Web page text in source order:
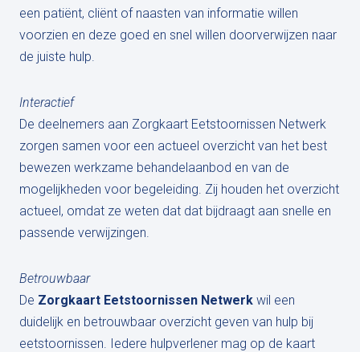
een patiënt, cliënt of naasten van informatie willen
voorzien en deze goed en snel willen doorverwijzen naar
de juiste hulp.
Interactief
De deelnemers aan Zorgkaart Eetstoornissen Netwerk
zorgen samen voor een actueel overzicht van het best
bewezen werkzame behandelaanbod en van de
mogelijkheden voor begeleiding. Zij houden het overzicht
actueel, omdat ze weten dat dat bijdraagt aan snelle en
passende verwijzingen.
Betrouwbaar
De Zorgkaart Eetstoornissen Netwerk wil een
duidelijk en betrouwbaar overzicht geven van hulp bij
eetstoornissen. Iedere hulpverlener mag op de kaart